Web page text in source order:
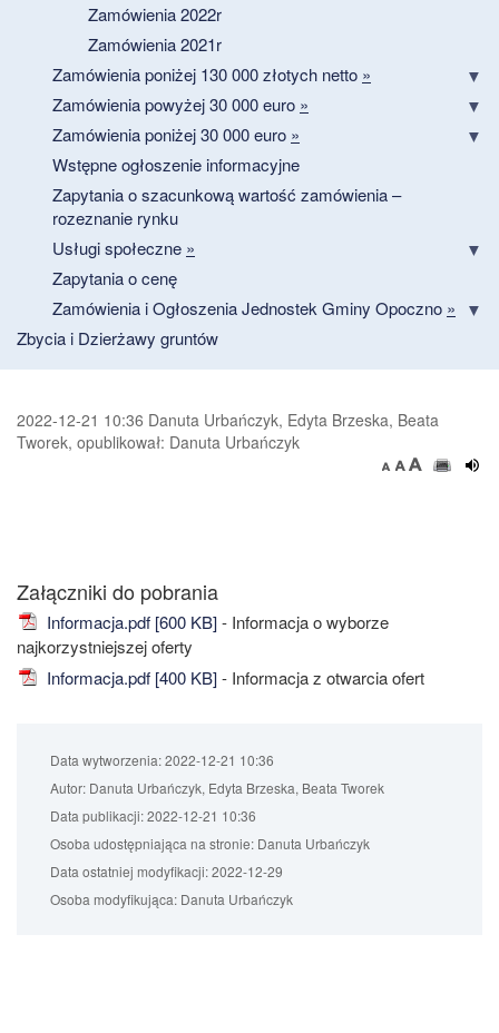
Zamówienia 2022r
Zamówienia 2021r
Zamówienia poniżej 130 000 złotych netto »
Zamówienia powyżej 30 000 euro »
Zamówienia poniżej 30 000 euro »
Wstępne ogłoszenie informacyjne
Zapytania o szacunkową wartość zamówienia –
rozeznanie rynku
Usługi społeczne »
Zapytania o cenę
Zamówienia i Ogłoszenia Jednostek Gminy Opoczno »
Zbycia i Dzierżawy gruntów
2022-12-21 10:36 Danuta Urbańczyk, Edyta Brzeska, Beata
Tworek, opublikował: Danuta Urbańczyk
Załączniki do pobrania
Informacja.pdf [600 KB]- Informacja o wyborze
najkorzystniejszej oferty
Informacja.pdf [400 KB]- Informacja z otwarcia ofert
Data wytworzenia:2022-12-21 10:36
Autor: Danuta Urbańczyk, Edyta Brzeska, Beata Tworek
Data publikacji:2022-12-21 10:36
Osoba udostępniająca na stronie: Danuta Urbańczyk
Data ostatniej modyfikacji:2022-12-29
Osoba modyfikująca: Danuta Urbańczyk